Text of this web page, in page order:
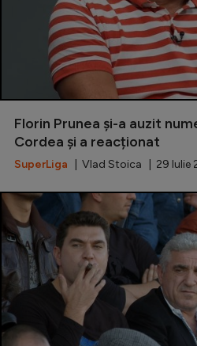
Florin Prunea și-a auzit
Cordea și a reacționat
SuperLiga | Vlad Stoica | 29 Iulie